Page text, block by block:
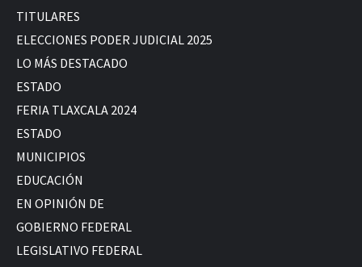
TITULARES
ELECCIONES PODER JUDICIAL 2025
LO MÁS DESTACADO
ESTADO
FERIA TLAXCALA 2024
ESTADO
MUNICIPIOS
EDUCACIÓN
EN OPINIÓN DE
GOBIERNO FEDERAL
LEGISLATIVO FEDERAL